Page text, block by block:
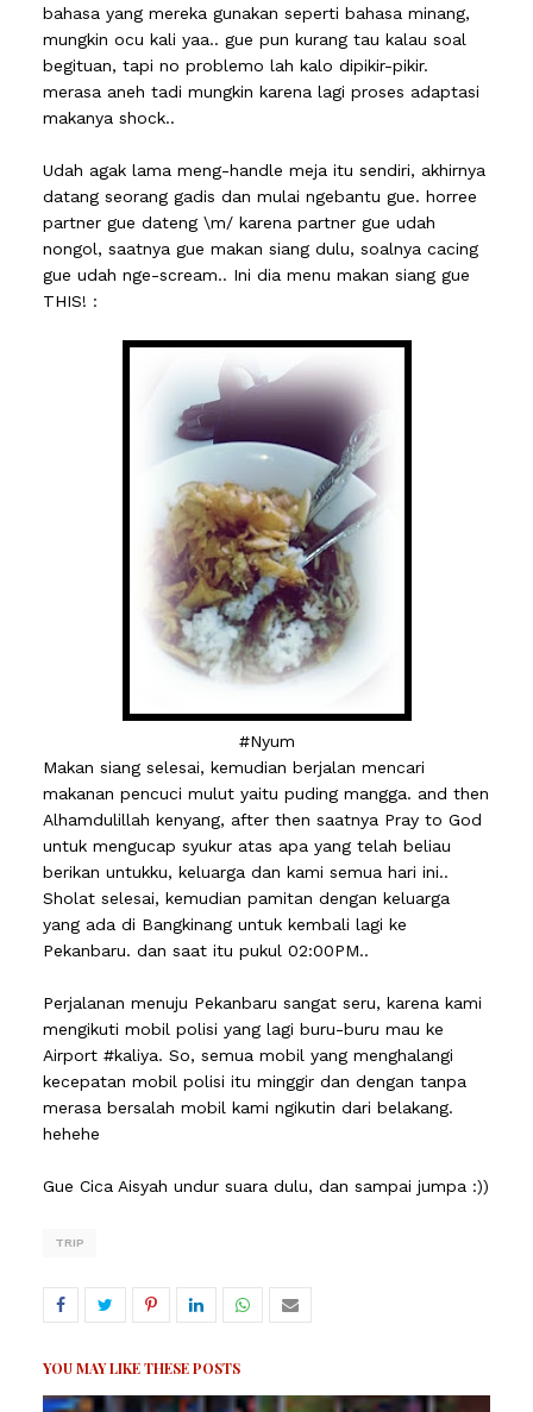
bahasa yang mereka gunakan seperti bahasa minang,
mungkin ocu kali yaa.. gue pun kurang tau kalau soal
begituan, tapi no problemo lah kalo dipikir-pikir.
merasa aneh tadi mungkin karena lagi proses adaptasi
makanya shock..
Udah agak lama meng-handle meja itu sendiri, akhirnya
datang seorang gadis dan mulai ngebantu gue. horree
partner gue dateng \m/ karena partner gue udah
nongol, saatnya gue makan siang dulu, soalnya cacing
gue udah nge-scream.. Ini dia menu makan siang gue
THIS! :
#Nyum
Makan siang selesai, kemudian berjalan mencari
makanan pencuci mulut yaitu puding mangga. and then
Alhamdulillah kenyang, after then saatnya Pray to God
untuk mengucap syukur atas apa yang telah beliau
berikan untukku, keluarga dan kami semua hari ini..
Sholat selesai, kemudian pamitan dengan keluarga
yang ada di Bangkinang untuk kembali lagi ke
Pekanbaru. dan saat itu pukul 02:00PM..
Perjalanan menuju Pekanbaru sangat seru, karena kami
mengikuti mobil polisi yang lagi buru-buru mau ke
Airport #kaliya. So, semua mobil yang menghalangi
kecepatan mobil polisi itu minggir dan dengan tanpa
merasa bersalah mobil kami ngikutin dari belakang.
hehehe
Gue Cica Aisyah undur suara dulu, dan sampai jumpa :))
TRIP
YOU MAY LIKE THESE POSTS